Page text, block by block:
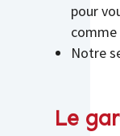
pour
Notre
Le